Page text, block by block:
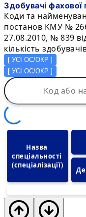
Здобувачі
Коди та
постанов КМУ №
27.08.2010, № 839
кількість
[ УСІ ОС/ОКР ]
[ УСІ ОС/ОКР ]
Назва
спеціальності
(спеціалізації)